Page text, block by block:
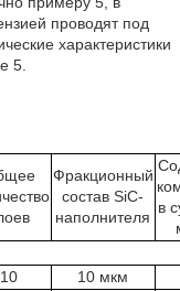
проводят под
характеристики
5.
Фракционный
состав SiC-
наполнителя
в
10
10 мкм